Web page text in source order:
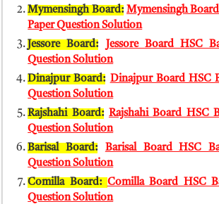
Mymensingh Board: Mymensingh
Paper Question Solution
Jessore Board:
Jessore Board HSC
Question Solution
Dinajpur Board: Dinajpur Board HSC
Question Solution
Rajshahi Board: Rajshahi Board HSC
Question Solution
Barisal Board:
Barisal Board HSC
Question Solution
Comilla Board: Comilla Board HSC
Question Solution